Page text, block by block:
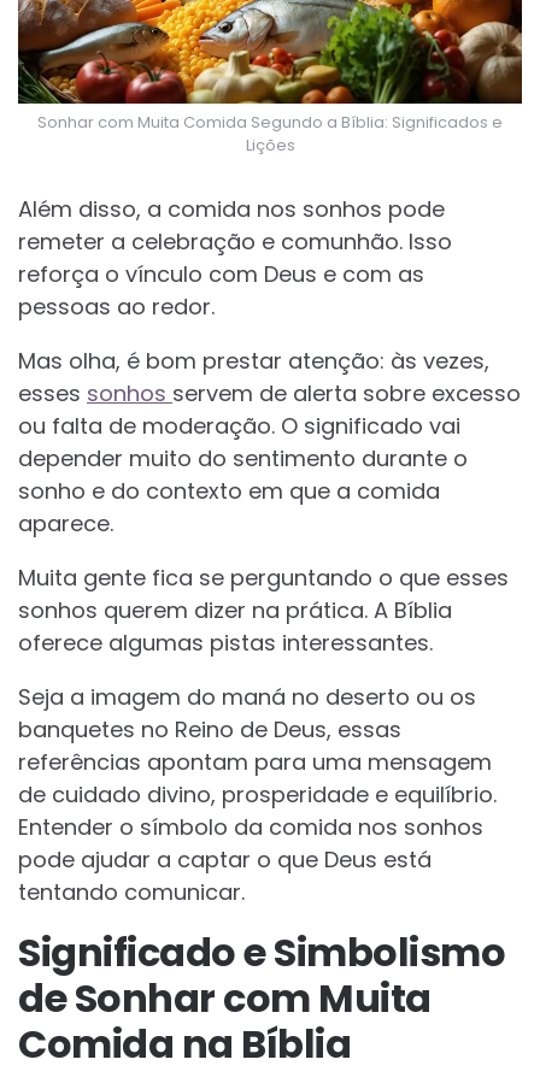
Sonhar com Muita Comida Segundo a Bíblia: Significados e
Lições
Além disso, a comida nos sonhos pode
remeter a celebração e comunhão. Isso
reforça o vínculo com Deus e com as
pessoas ao redor.
Mas olha, é bom prestar atenção: às vezes,
esses sonhos servem de alerta sobre excesso
ou falta de moderação. O significado vai
depender muito do sentimento durante o
sonho e do contexto em que a comida
aparece.
Muita gente fica se perguntando o que esses
sonhos querem dizer na prática. A Bíblia
oferece algumas pistas interessantes.
Seja a imagem do maná no deserto ou os
banquetes no Reino de Deus, essas
referências apontam para uma mensagem
de cuidado divino, prosperidade e equilíbrio.
Entender o símbolo da comida nos sonhos
pode ajudar a captar o que Deus está
tentando comunicar.
Significado e Simbolismo
de Sonhar com Muita
Comida na Bíblia